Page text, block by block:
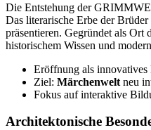
Die Entstehung der
Das literarische Erbe der
präsentieren. Gegründet als Ort
historischem Wissen und
Eröffnung als
Ziel: Märchenwelt neu
Fokus auf interaktive
Architektonische